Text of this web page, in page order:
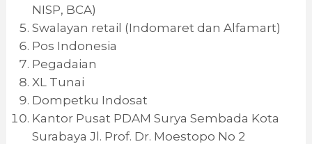
NISP, BCA)
Swalayan retail (Indomaret dan Alfamart)
Pos Indonesia
Pegadaian
XL Tunai
Dompetku Indosat
Kantor Pusat PDAM Surya Sembada Kota
Surabaya Jl. Prof. Dr. Moestopo No 2